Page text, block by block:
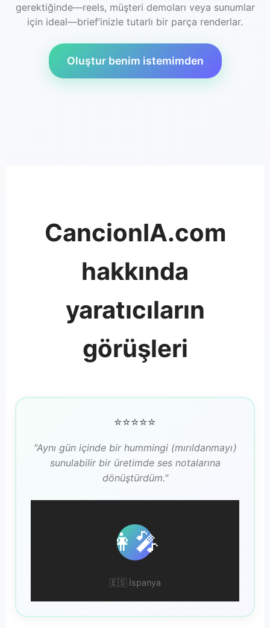
gerektiğinde—reels, müşteri demoları veya sunumlar
için ideal—brief’inizle tutarlı bir parça renderlar.
Oluştur benim istemimden
CancionIA.com
hakkında
yaratıcıların
görüşleri
⭐⭐⭐⭐⭐
"Aynı gün içinde bir hummingi (mırıldanmayı)
sunulabilir bir üretimde ses notalarına
dönüştürdüm."
👩‍🎤
🇪🇸 İspanya